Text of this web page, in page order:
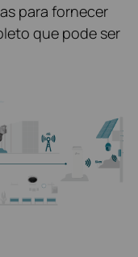
para fornecer
que pode ser